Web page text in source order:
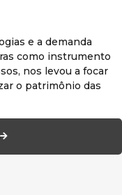
e a demanda
como instrumento
nos levou a focar
o patrimônio das